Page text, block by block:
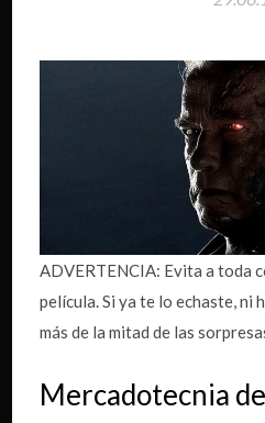
ADVERTENCIA: Evita a toda
película. Si ya te lo echaste, ni
más de la mitad de las
Mercadotecnia